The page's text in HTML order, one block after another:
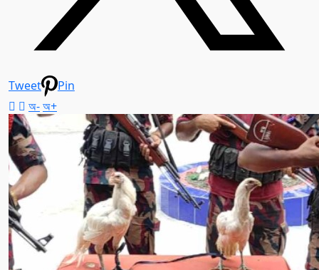
Tweet
Pin
অ-অ+